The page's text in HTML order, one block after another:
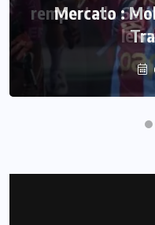
Mercato :